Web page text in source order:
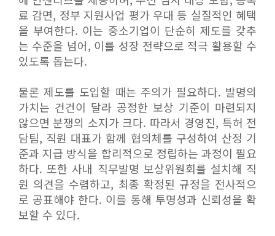
료 감면, 정부 지원사업 평가 우대 등 실질적인 혜택
을 부여한다. 이는 중소기업이 단순히 제도를 갖추
는 수준을 넘어, 이를 성장 전략으로 적극 활용할 수
있도록 돕는다.
물론 제도를 도입할 때는 주의가 필요하다. 발명의
가치는 건건이 달라 공정한 보상 기준이 마련되지
않으면 분쟁의 소지가 크다. 따라서 경영진, 특허 전
담팀, 직원 대표가 함께 협의체를 구성하여 산정 기
준과 지급 방식을 합리적으로 정립하는 과정이 필요
하다. 또한 사내 직무발명 보상위원회를 설치해 직
원 의견을 수렴하고, 최종 확정된 규정을 전사적으
로 공표해야 한다. 이를 통해 투명성과 신뢰성을 확
보할 수 있다.